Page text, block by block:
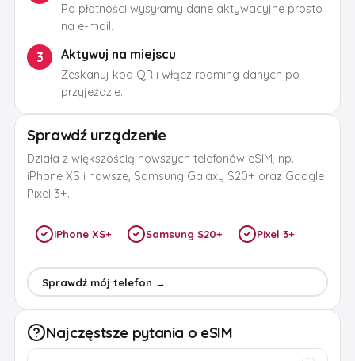
Po płatności wysyłamy dane aktywacyjne prosto
na e-mail.
3 Aktywuj na miejscu
Zeskanuj kod QR i włącz roaming danych po
przyjeździe.
Sprawdź urządzenie
Działa z większością nowszych telefonów eSIM, np.
iPhone XS i nowsze, Samsung Galaxy S20+ oraz Google
Pixel 3+.
iPhone XS+ Samsung S20+ Pixel 3+
Sprawdź mój telefon →
Najczęstsze pytania o eSIM